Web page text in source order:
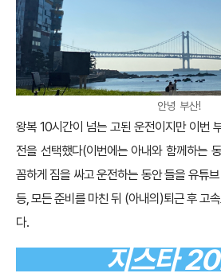
안녕 부산!
왕복 10시간이 넘는 고된 운전이지만 이번
전을 선택했다(이번에는 아내와 함께하는
꼼하게 짐을 싸고 운전하는 동안 들을 유튜
등, 모든 준비를 마친 뒤 (아내의)퇴근 후 고
다.
지스타